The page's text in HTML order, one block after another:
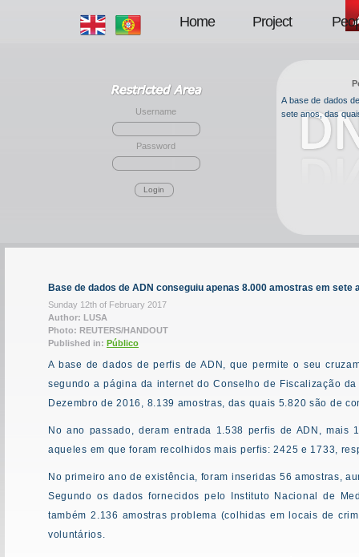
A base de dados
sete anos, das
Username
Password
Login
Home Project
Base de dados de ADN conseguiu apenas 8.000 amostras em sete
Sunday 12th of February 2017
Author: LUSA
Photo: REUTERS/HANDOUT
Published in: Público
A base de dados de perfis de ADN, que permite o seu
segundo a página da internet do Conselho de Fiscalização
Dezembro de 2016, 8.139 amostras, das quais 5.820 são de
No ano passado, deram entrada 1.538 perfis de ADN,
aqueles em que foram recolhidos mais perfis: 2425 e 1733,
No primeiro ano de existência, foram inseridas 56 amostras,
Segundo os dados fornecidos pelo Instituto Nacional de
também 2.136 amostras problema (colhidas em locais de
voluntários.